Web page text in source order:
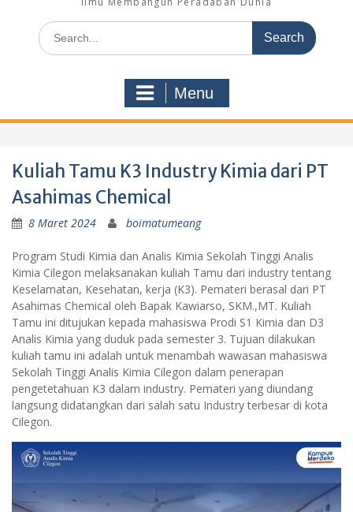
Search
for:
Menu
Kuliah Tamu K3 Industry Kimia dari PT
Asahimas Chemical
8 Maret 2024 boimatumeang
Program Studi Kimia dan Analis Kimia Sekolah Tinggi Analis
Kimia Cilegon melaksanakan kuliah Tamu dari industry tentang
Keselamatan, Kesehatan, kerja (K3). Pemateri berasal dari PT
Asahimas Chemical oleh Bapak Kawiarso, SKM.,MT. Kuliah
Tamu ini ditujukan kepada mahasiswa Prodi S1 Kimia dan D3
Analis Kimia yang duduk pada semester 3. Tujuan dilakukan
kuliah tamu ini adalah untuk menambah wawasan mahasiswa
Sekolah Tinggi Analis Kimia Cilegon dalam penerapan
pengetetahuan K3 dalam industry. Pemateri yang diundang
langsung didatangkan dari salah satu Industry terbesar di kota
Cilegon.